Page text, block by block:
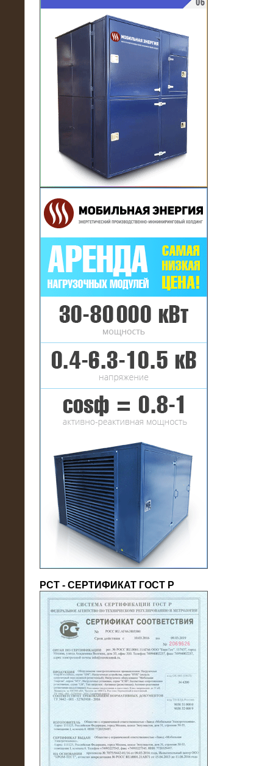
21.03.2017
Комплектная трансформаторная
подстанция 6 МВА (морское
исполнение, IP56)
16.01.2017
Аренда нагрузочного комплекса 22
МВт (10 кВ) на газовое
месторождение
17.10.2016
Резистивный высоковольтный
нагрузочный модуль 5 МВт
(напряжение 6/10 кВ)
21.08.2016
На производственное предприятие
модули 20 МВт (0,4 кВ)
РСТ - СЕРТИФИКАТ ГОСТ Р